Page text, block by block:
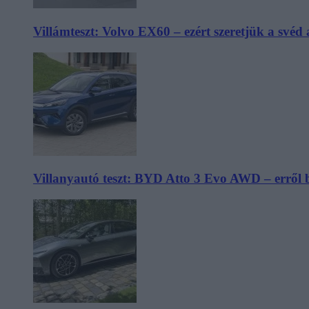
Villámteszt: Volvo EX60 – ezért szeretjük a svéd
Villanyautó teszt: BYD Atto 3 Evo AWD – erről